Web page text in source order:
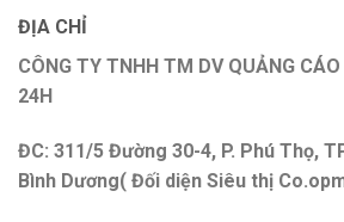
ĐỊA CHỈ
CÔNG TY TNHH TM DV QUẢNG
24H
ĐC: 311/5 Đường 30-4, P. Phú Thọ,
Bình Dương( Đối diện Siêu thị